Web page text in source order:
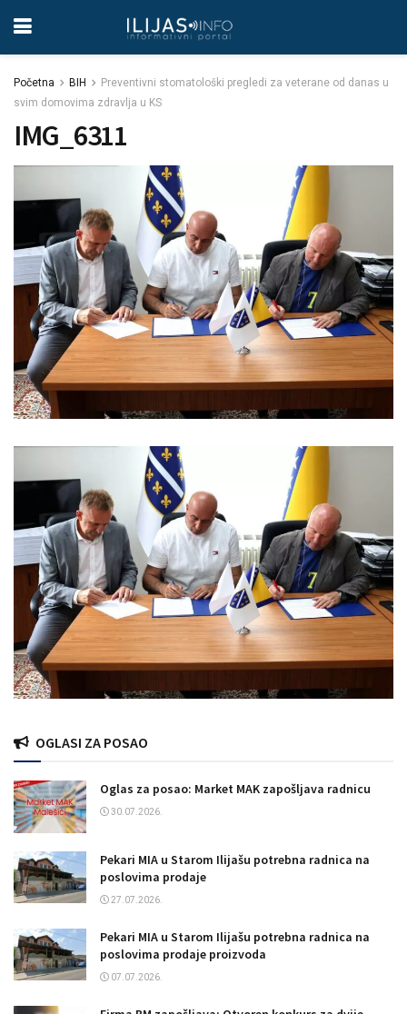
Početna BIH
Preventivni stomatološki pregledi za veterane od danas u
svim domovima zdravlja u KS
IMG_6311
OGLASI ZA POSAO
Oglas za posao: Market MAK zapošljava radnicu
30.07.2026.
Pekari MIA u Starom Ilijašu potrebna radnica na
poslovima prodaje
27.07.2026.
Pekari MIA u Starom Ilijašu potrebna radnica na
poslovima prodaje proizvoda
07.07.2026.